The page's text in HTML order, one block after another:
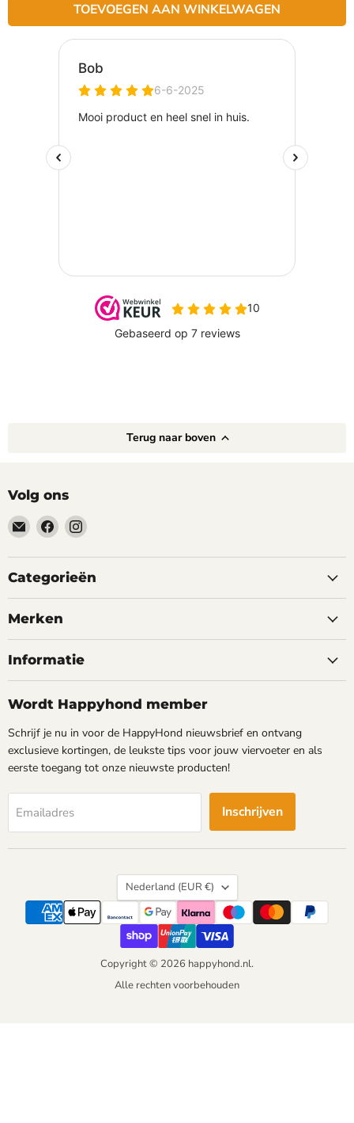
TOEVOEGEN AAN WINKELWAGEN
Terug naar boven
Volg ons
Email
happyhond.nl
Vind
ons
op
Facebook
Vind
op
Instagram
Categorieën
Merken
Informatie
Wordt Happyhond member
Schrijf je nu in voor de HappyHond nieuwsbrief en ontvang
exclusieve kortingen, de leukste tips voor jouw viervoeter en als
eerste toegang tot onze nieuwste producten!
Emailadres Inschrijven
Land
Nederland (EUR €)
Copyright © 2026 happyhond.nl.
Alle rechten voorbehouden